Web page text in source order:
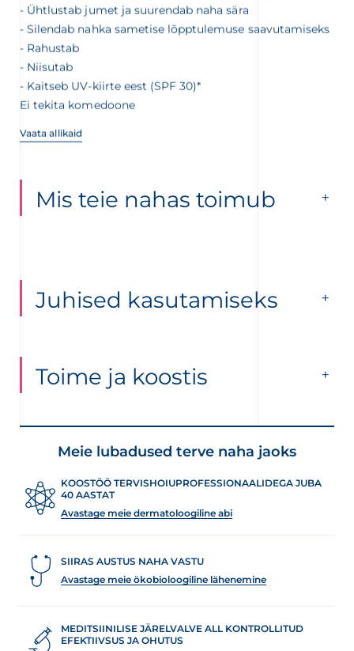
Ühtlustab jumet ja suurendab naha sära
Silendab nahka sametise lõpptulemuse saavutamiseks
Rahustab
Niisutab
Kaitseb UV-kiirte eest (SPF 30)*
Ei tekita komedoone
Vaata allikaid
Mis teie nahas toimub
Juhised kasutamiseks
Toime ja koostis
Meie lubadused terve naha jaoks
KOOSTÖÖ TERVISHOIUPROFESSIONAALIDEGA JUBA
40 AASTAT
Avastage meie dermatoloogiline abi
SIIRAS AUSTUS NAHA VASTU
Avastage meie ökobioloogiline lähenemine
MEDITSIINILISE JÄRELVALVE ALL KONTROLLITUD
EFEKTIIVSUS JA OHUTUS